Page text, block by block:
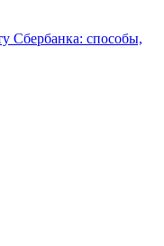
Сбербанка: способы,